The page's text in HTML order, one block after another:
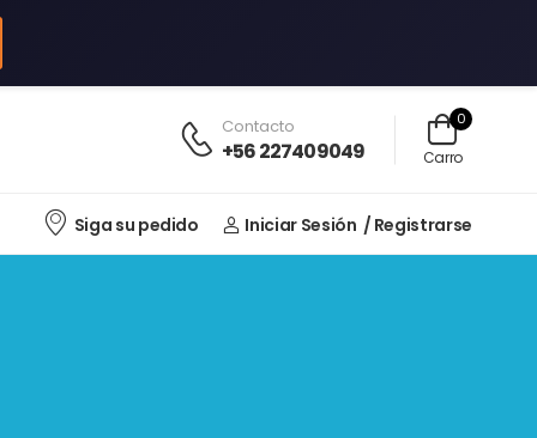
Contacto
+56 227409049
0
Carro
Siga su pedido Iniciar Sesión / Registrarse